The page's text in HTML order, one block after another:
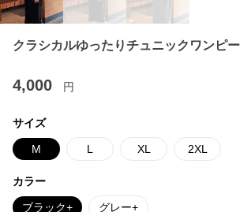
クラシカルゆったりチュニックワンピ
4,000 円
サイズ
M L XL 2XL
カラー
ブラック+ グレー+